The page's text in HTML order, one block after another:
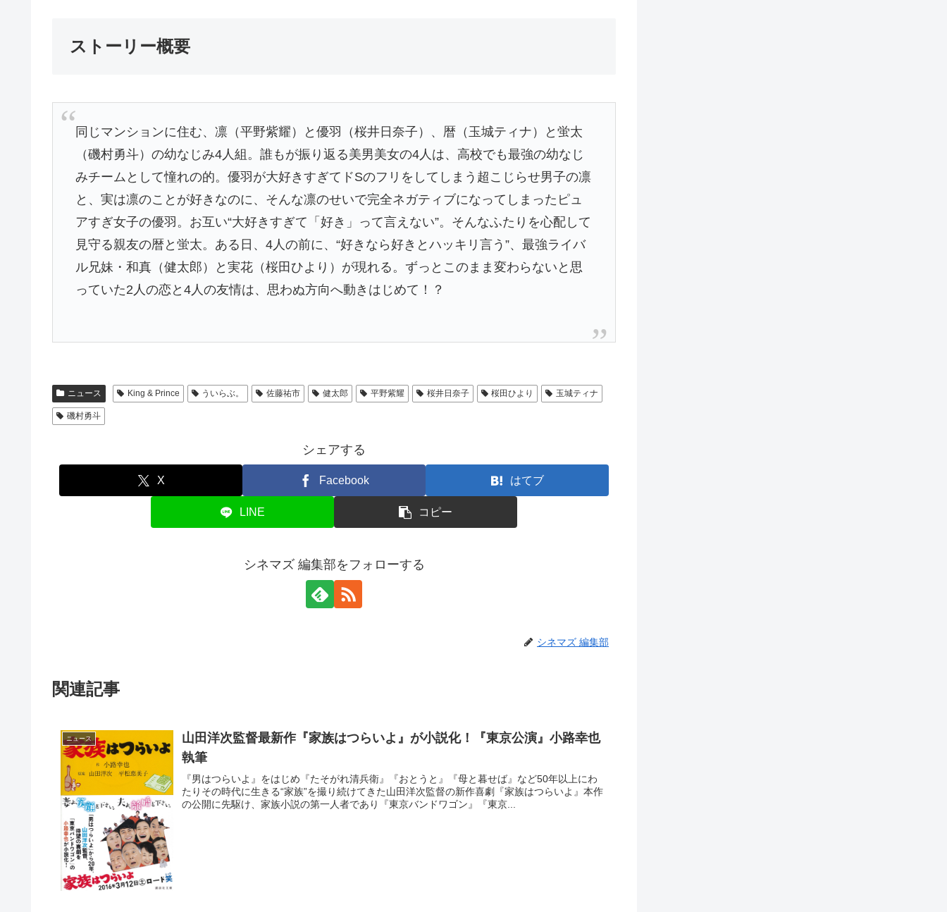
ストーリー概要
同じマンションに住む、凛（平野紫耀）と優羽（桜井日奈子）、暦（玉城ティナ）と蛍太
（磯村勇斗）の幼なじみ4人組。誰もが振り返る美男美女の4人は、高校でも最強の幼なじ
みチームとして憧れの的。優羽が大好きすぎてドSのフリをしてしまう超こじらせ男子の凛
と、実は凛のことが好きなのに、そんな凛のせいで完全ネガティブになってしまったピュ
アすぎ女子の優羽。お互い“大好きすぎて「好き」って言えない”。そんなふたりを心配して
見守る親友の暦と蛍太。ある日、4人の前に、“好きなら好きとハッキリ言う”、最強ライバ
ル兄妹・和真（健太郎）と実花（桜田ひより）が現れる。ずっとこのまま変わらないと思
っていた2人の恋と4人の友情は、思わぬ方向へ動きはじめて！？
ニュース King & Prince ういらぶ。 佐藤祐市 健太郎 平野紫耀 桜井日奈子 桜田ひより 玉城ティナ
磯村勇斗
シェアする
X Facebook はてブ
LINE コピー
シネマズ 編集部をフォローする
シネマズ 編集部
関連記事
ニュース
山田洋次監督最新作『家族はつらいよ』が小説化！『東京公演』小路幸也
執筆
『男はつらいよ』をはじめ『たそがれ清兵衛』『おとうと』『母と暮せば』など50年以上にわ
たりその時代に生きる“家族”を撮り続けてきた山田洋次監督の新作喜劇『家族はつらいよ』本作
の公開に先駆け、家族小説の第一人者であり『東京バンドワゴン』『東京...